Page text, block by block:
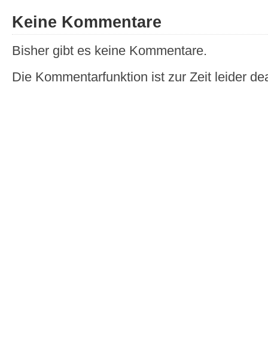
Keine Kommentare
Bisher gibt es keine Kommentare.
Die Kommentarfunktion ist zur Zeit leider